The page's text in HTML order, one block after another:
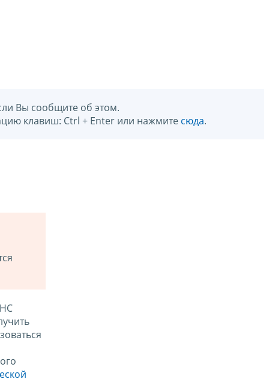
Вы сообщите об этом.
клавиш: Ctrl + Enter или нажмите сюда.